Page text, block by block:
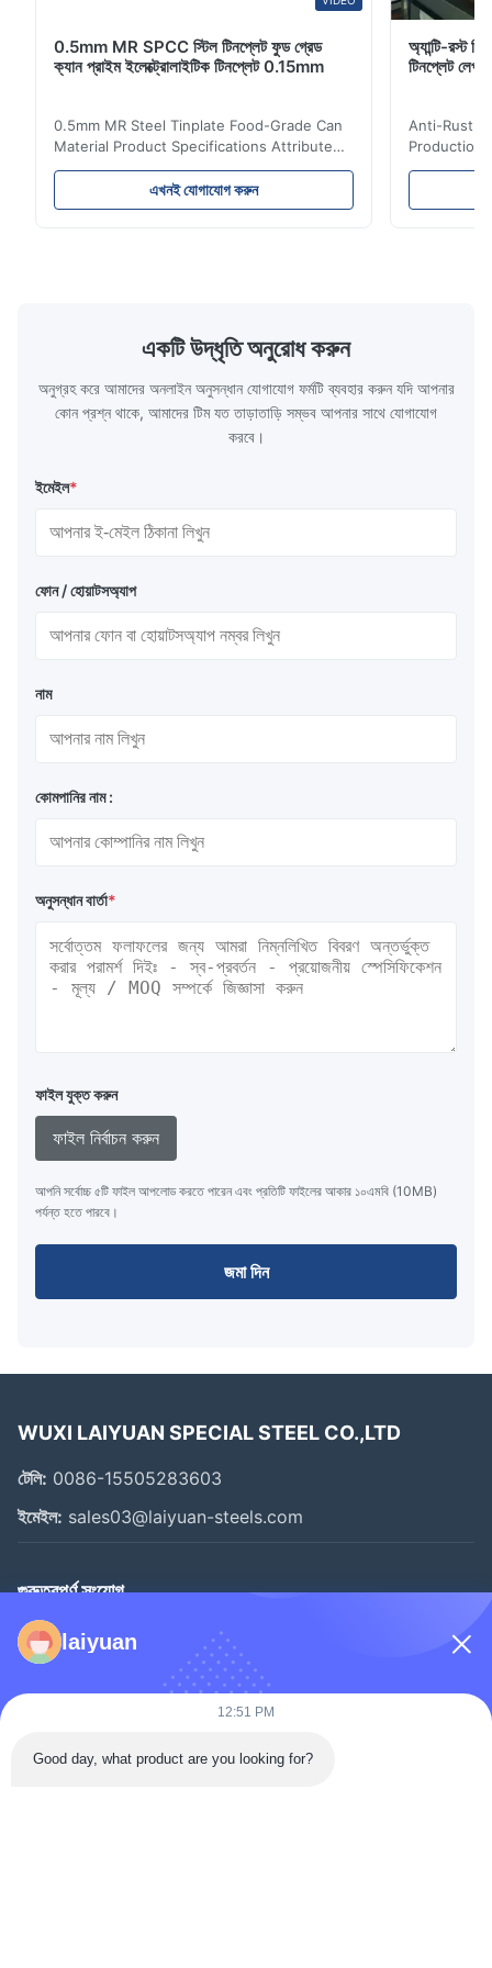
0.5mm MR SPCC স্টিল টিনপ্লেট ফুড গ্রেড
ক্যান প্রাইম ইলেক্ট্রোলাইটিক টিনপ্লেট 0.15mm
0.5mm MR Steel Tinplate Food-Grade Can
Material Product Specifications Attribute
Value Product Name 0.5mm MR Steel
Tinplate Food-Grade Can Material Material
MR, SPCC, prime Tinplate / TFS Tin Coating
TH620 Standard JIS DIN ASTM GB EN AISI
Product Features High-quality tinplate with
এখনই যোগাযোগ করুন
অ্যান্টি-রস্ট
টিনপ্লেট লেপ
Anti-Rust
Production
Value
MR, SPCC,
একটি উদ্ধৃতি অনুরোধ করুন
অনুগ্রহ করে আমাদের অনলাইন অনুসন্ধান যোগাযোগ ফর্মটি ব্যবহার করুন যদি আপনার
কোন প্রশ্ন থাকে, আমাদের টিম যত তাড়াতাড়ি সম্ভব আপনার সাথে যোগাযোগ
করবে।
ইমেইল*
ফোন / হোয়াটসঅ্যাপ
নাম
কোমপানির নাম :
অনুসন্ধান বার্তা*
ফাইল যুক্ত করুন
ফাইল নির্বাচন করুন
আপনি সর্বোচ্চ ৫টি ফাইল আপলোড করতে পারেন এবং প্রতিটি ফাইলের আকার ১০এমবি (10MB)
পর্যন্ত হতে পারবে।
জমা দিন
WUXI LAIYUAN SPECIAL STEEL CO.,LTD
টেলি: 0086-15505283603
ইমেইল: sales03@laiyuan-steels.com
গুরুত্বপূর্ণ সংযোগ
বাড়ি
আমাদের সম্বন্ধে
laiyuan
12:51 PM
Good day, what product are you looking for?